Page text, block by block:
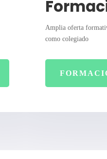
Amplia oferta
como colegiado